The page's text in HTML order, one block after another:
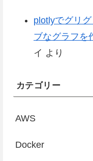
plotlyでグリ
ブなグラフを
イ より
カテゴリー
AWS
Docker